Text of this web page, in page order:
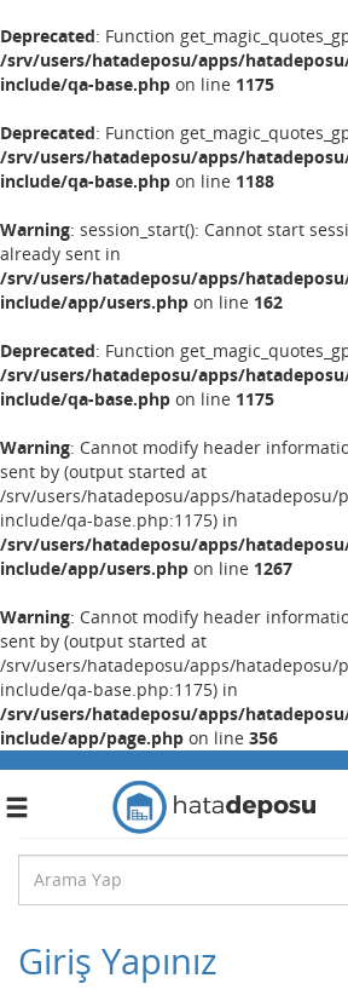
Deprecated: Function
/srv/users/hatadeposu/apps/
include/qa-base.php on line 1175
Deprecated: Function
/srv/users/hatadeposu/apps/
include/qa-base.php on line 1188
Warning: session_start(): Cannot start
already sent in
/srv/users/hatadeposu/apps/
include/app/users.php on line 162
Deprecated: Function
/srv/users/hatadeposu/apps/
include/qa-base.php on line 1175
Warning: Cannot modify header
sent by (output started at
/srv/users/hatadeposu/apps/hatadeposu/
include/qa-base.php:1175) in
/srv/users/hatadeposu/apps/
include/app/users.php on line 1267
Warning: Cannot modify header
sent by (output started at
/srv/users/hatadeposu/apps/hatadeposu/
include/qa-base.php:1175) in
/srv/users/hatadeposu/apps/
include/app/page.php on line 356
Toggle
Giriş Yapınız